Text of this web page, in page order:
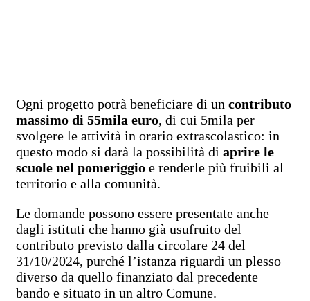
Ogni progetto potrà beneficiare di un contributo
massimo di 55mila euro, di cui 5mila per
svolgere le attività in orario extrascolastico: in
questo modo si darà la possibilità di aprire le
scuole nel pomeriggio e renderle più fruibili al
territorio e alla comunità.
Le domande possono essere presentate anche
dagli istituti che hanno già usufruito del
contributo previsto dalla circolare 24 del
31/10/2024, purché l’istanza riguardi un plesso
diverso da quello finanziato dal precedente
bando e situato in un altro Comune.